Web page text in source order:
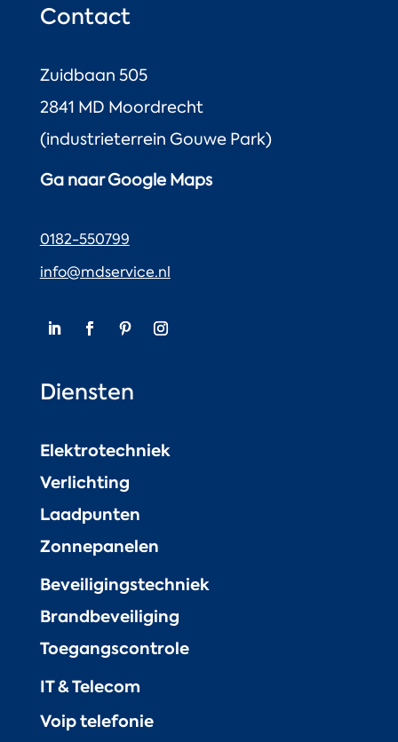
Contact
Zuidbaan 505
2841 MD Moordrecht
(industrieterrein Gouwe Park)
Ga naar Google Maps
0182-550799
info@mdservice.nl
Diensten
Elektrotechniek
Verlichting
Laadpunten
Zonnepanelen
Beveiligingstechniek
Brandbeveiliging
Toegangscontrole
IT & Telecom
Voip telefonie